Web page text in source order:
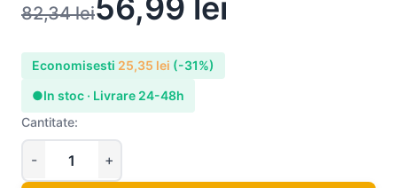
82,34lei56,99 lei
Economisesti 25,35 lei (-31%)
●In stoc · Livrare 24-48h
Cantitate: